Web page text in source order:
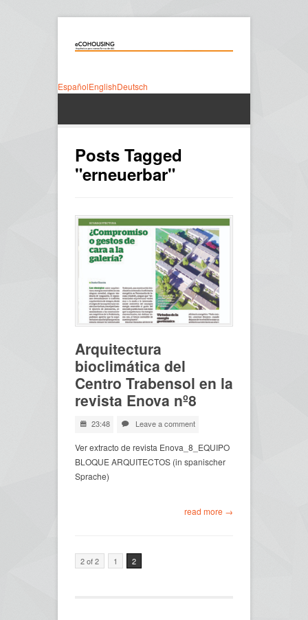
EspañolEnglishDeutsch
Posts Tagged
"erneuerbar"
Arquitectura
bioclimática del
Centro Trabensol en la
revista Enova nº8
23:48 Leave a comment
Ver extracto de revista Enova_8_EQUIPO
BLOQUE ARQUITECTOS (in spanischer
Sprache)
read more →
2 of 2 1 2